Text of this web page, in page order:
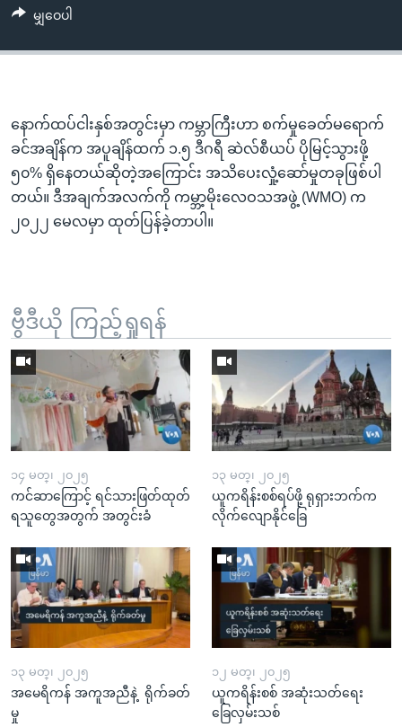
မျှဝေပါ
နောက်ထပ်ငါးနှစ်အတွင်းမှာ ကမ္ဘာကြီးဟာ စက်မှုခေတ်မရောက်
ခင်အချိန်က အပူချိန်ထက် ၁.၅ ဒီဂရီ ဆဲလ်စီယပ် ပိုမြင့်သွားဖို့
၅၀% ရှိနေတယ်ဆိုတဲ့အကြောင်း အသိပေးလှုံ့ဆော်မှုတခုဖြစ်ပါ
တယ်။ ဒီအချက်အလက်ကို ကမ္ဘာ့မိုးလေဝသအဖွဲ့ (WMO) က
၂၀၂၂ မေလမှာ ထုတ်ပြန်ခဲ့တာပါ။
ဗွီဒီယို ကြည့်ရှုရန်
၁၄ မတ္၊ ၂၀၂၅
ကင်ဆာကြောင့် ရင်သားဖြတ်ထုတ်
ရသူတွေအတွက် အတွင်းခံ
၁၃ မတ္၊ ၂၀၂၅
ယူကရိန်းစစ်ရပ်ဖို့ ရုရှားဘက်က
လိုက်လျောနိုင်ခြေ
၁၃ မတ္၊ ၂၀၂၅
အမေရိကန် အကူအညီနဲ့ ရိုက်ခတ်
မှု
၁၂ မတ္၊ ၂၀၂၅
ယူကရိန်းစစ် အဆုံးသတ်ရေး
ခြေလှမ်းသစ်